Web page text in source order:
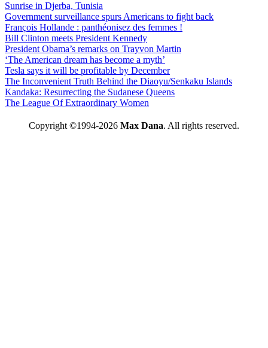
Sunrise in Djerba, Tunisia
Government surveillance spurs Americans to fight back
François Hollande : panthéonisez des femmes !
Bill Clinton meets President Kennedy
President Obama’s remarks on Trayvon Martin
‘The American dream has become a myth’
Tesla says it will be profitable by December
The Inconvenient Truth Behind the Diaoyu/Senkaku Islands
Kandaka: Resurrecting the Sudanese Queens
The League Of Extraordinary Women
Copyright ©1994-2026 Max Dana. All rights reserved.